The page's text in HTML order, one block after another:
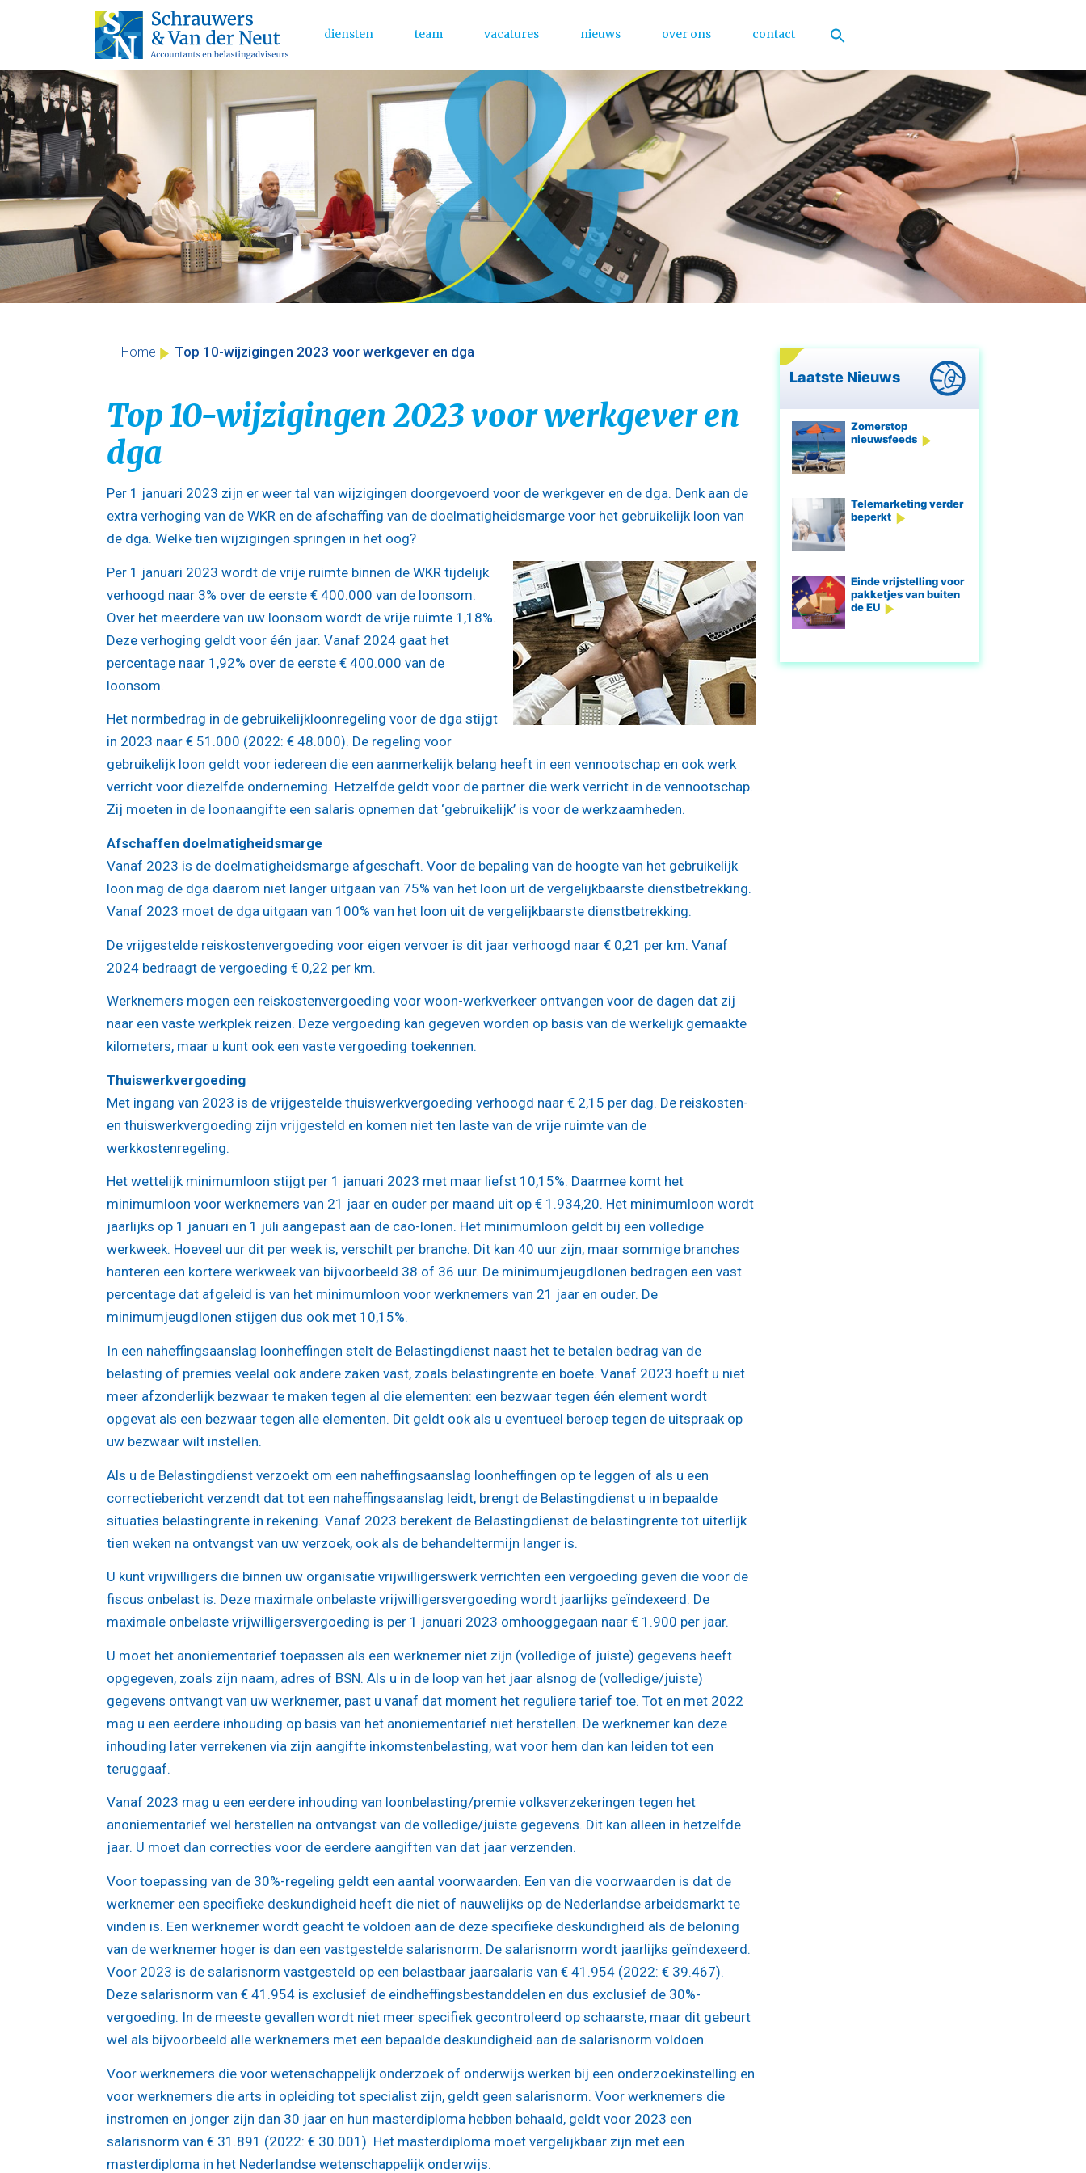
Skip
to
content
Main Menu
diensten team vacatures nieuws over ons contact
Home Top 10-wijzigingen 2023 voor werkgever en dga
Top 10-wijzigingen 2023 voor werkgever en
dga
Per 1 januari 2023 zijn er weer tal van wijzigingen doorgevoerd voor de werkgever en de dga. Denk aan de
extra verhoging van de WKR en de afschaffing van de doelmatigheidsmarge voor het gebruikelijk loon van
de dga. Welke tien wijzigingen springen in het oog?
Per 1 januari 2023 wordt de vrije ruimte binnen de WKR tijdelijk
verhoogd naar 3% over de eerste € 400.000 van de loonsom.
Over het meerdere van uw loonsom wordt de vrije ruimte 1,18%.
Deze verhoging geldt voor één jaar. Vanaf 2024 gaat het
percentage naar 1,92% over de eerste € 400.000 van de
loonsom.
Het normbedrag in de gebruikelijkloonregeling voor de dga stijgt
in 2023 naar € 51.000 (2022: € 48.000). De regeling voor
gebruikelijk loon geldt voor iedereen die een aanmerkelijk belang heeft in een vennootschap en ook werk
verricht voor diezelfde onderneming. Hetzelfde geldt voor de partner die werk verricht in de vennootschap.
Zij moeten in de loonaangifte een salaris opnemen dat ‘gebruikelijk’ is voor de werkzaamheden.
Afschaffen doelmatigheidsmarge
Vanaf 2023 is de doelmatigheidsmarge afgeschaft. Voor de bepaling van de hoogte van het gebruikelijk
loon mag de dga daarom niet langer uitgaan van 75% van het loon uit de vergelijkbaarste dienstbetrekking.
Vanaf 2023 moet de dga uitgaan van 100% van het loon uit de vergelijkbaarste dienstbetrekking.
De vrijgestelde reiskostenvergoeding voor eigen vervoer is dit jaar verhoogd naar € 0,21 per km. Vanaf
2024 bedraagt de vergoeding € 0,22 per km.
Werknemers mogen een reiskostenvergoeding voor woon-werkverkeer ontvangen voor de dagen dat zij
naar een vaste werkplek reizen. Deze vergoeding kan gegeven worden op basis van de werkelijk gemaakte
kilometers, maar u kunt ook een vaste vergoeding toekennen.
Thuiswerkvergoeding
Met ingang van 2023 is de vrijgestelde thuiswerkvergoeding verhoogd naar € 2,15 per dag. De reiskosten-
en thuiswerkvergoeding zijn vrijgesteld en komen niet ten laste van de vrije ruimte van de
werkkostenregeling.
Het wettelijk minimumloon stijgt per 1 januari 2023 met maar liefst 10,15%. Daarmee komt het
minimumloon voor werknemers van 21 jaar en ouder per maand uit op € 1.934,20. Het minimumloon wordt
jaarlijks op 1 januari en 1 juli aangepast aan de cao-lonen. Het minimumloon geldt bij een volledige
werkweek. Hoeveel uur dit per week is, verschilt per branche. Dit kan 40 uur zijn, maar sommige branches
hanteren een kortere werkweek van bijvoorbeeld 38 of 36 uur. De minimumjeugdlonen bedragen een vast
percentage dat afgeleid is van het minimumloon voor werknemers van 21 jaar en ouder. De
minimumjeugdlonen stijgen dus ook met 10,15%.
In een naheffingsaanslag loonheffingen stelt de Belastingdienst naast het te betalen bedrag van de
belasting of premies veelal ook andere zaken vast, zoals belastingrente en boete. Vanaf 2023 hoeft u niet
meer afzonderlijk bezwaar te maken tegen al die elementen: een bezwaar tegen één element wordt
opgevat als een bezwaar tegen alle elementen. Dit geldt ook als u eventueel beroep tegen de uitspraak op
uw bezwaar wilt instellen.
Als u de Belastingdienst verzoekt om een naheffingsaanslag loonheffingen op te leggen of als u een
correctiebericht verzendt dat tot een naheffingsaanslag leidt, brengt de Belastingdienst u in bepaalde
situaties belastingrente in rekening. Vanaf 2023 berekent de Belastingdienst de belastingrente tot uiterlijk
tien weken na ontvangst van uw verzoek, ook als de behandeltermijn langer is.
U kunt vrijwilligers die binnen uw organisatie vrijwilligerswerk verrichten een vergoeding geven die voor de
fiscus onbelast is. Deze maximale onbelaste vrijwilligersvergoeding wordt jaarlijks geïndexeerd. De
maximale onbelaste vrijwilligersvergoeding is per 1 januari 2023 omhooggegaan naar € 1.900 per jaar.
U moet het anoniementarief toepassen als een werknemer niet zijn (volledige of juiste) gegevens heeft
opgegeven, zoals zijn naam, adres of BSN. Als u in de loop van het jaar alsnog de (volledige/juiste)
gegevens ontvangt van uw werknemer, past u vanaf dat moment het reguliere tarief toe. Tot en met 2022
mag u een eerdere inhouding op basis van het anoniementarief niet herstellen. De werknemer kan deze
inhouding later verrekenen via zijn aangifte inkomstenbelasting, wat voor hem dan kan leiden tot een
teruggaaf.
Vanaf 2023 mag u een eerdere inhouding van loonbelasting/premie volksverzekeringen tegen het
anoniementarief wel herstellen na ontvangst van de volledige/juiste gegevens. Dit kan alleen in hetzelfde
jaar. U moet dan correcties voor de eerdere aangiften van dat jaar verzenden.
Voor toepassing van de 30%-regeling geldt een aantal voorwaarden. Een van die voorwaarden is dat de
werknemer een specifieke deskundigheid heeft die niet of nauwelijks op de Nederlandse arbeidsmarkt te
vinden is. Een werknemer wordt geacht te voldoen aan de deze specifieke deskundigheid als de beloning
van de werknemer hoger is dan een vastgestelde salarisnorm. De salarisnorm wordt jaarlijks geïndexeerd.
Voor 2023 is de salarisnorm vastgesteld op een belastbaar jaarsalaris van € 41.954 (2022: € 39.467).
Deze salarisnorm van € 41.954 is exclusief de eindheffingsbestanddelen en dus exclusief de 30%-
vergoeding. In de meeste gevallen wordt niet meer specifiek gecontroleerd op schaarste, maar dit gebeurt
wel als bijvoorbeeld alle werknemers met een bepaalde deskundigheid aan de salarisnorm voldoen.
Voor werknemers die voor wetenschappelijk onderzoek of onderwijs werken bij een onderzoekinstelling en
voor werknemers die arts in opleiding tot specialist zijn, geldt geen salarisnorm. Voor werknemers die
instromen en jonger zijn dan 30 jaar en hun masterdiploma hebben behaald, geldt voor 2023 een
salarisnorm van € 31.891 (2022: € 30.001). Het masterdiploma moet vergelijkbaar zijn met een
masterdiploma in het Nederlandse wetenschappelijk onderwijs.
Laatste Nieuws
Zomerstop
nieuwsfeeds
Telemarketing verder
beperkt
Einde vrijstelling voor
pakketjes van buiten
de EU